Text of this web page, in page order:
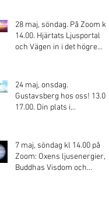
28 maj, söndag. På Zoom kl.
14.00. Hjärtats Ljusportal
och Vägen in i det högre
24 maj, onsdag.
Gustavsberg hos oss! 13.00-
17.00. Din plats i
7 maj, söndag kl 14.00 på
Zoom: Oxens ljusenergier,
Buddhas Visdom och